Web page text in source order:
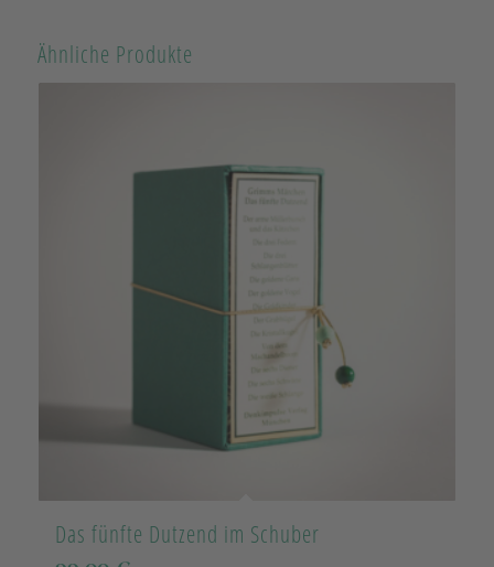
Ähnliche Produkte
Das fünfte Dutzend im Schuber